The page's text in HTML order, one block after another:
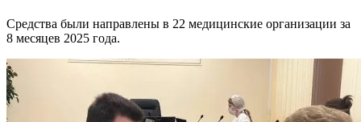
Средства были направлены в 22 медицинские организации за
8 месяцев 2025 года.